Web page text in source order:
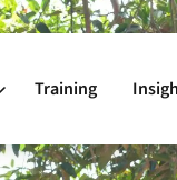
Training